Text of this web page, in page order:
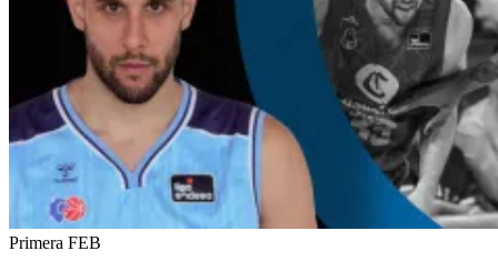
Primera FEB